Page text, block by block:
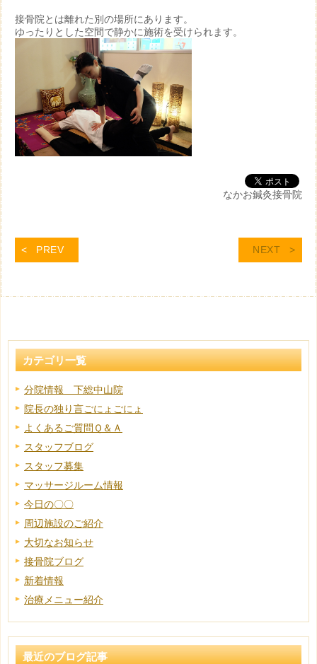
接骨院とは離れた別の場所にあります。
ゆったりとした空間で静かに施術を受けられます。
なかお鍼灸接骨院
PREV NEXT
カテゴリ一覧
分院情報 下総中山院
院長の独り言ごにょごにょ
よくあるご質問Ｑ＆Ａ
スタッフブログ
スタッフ募集
マッサージルーム情報
今日の〇〇
周辺施設のご紹介
大切なお知らせ
接骨院ブログ
新着情報
治療メニュー紹介
最近のブログ記事